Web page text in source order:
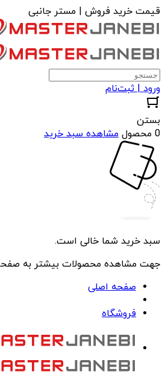
قیمت خرید فروش | مستر جانبی
ورود | ثبت‌نام
بستن
0 محصول
مشاهده سبد خرید
سبد خرید شما خالی است.
جهت مشاهده محصولات بیشتر به
صفحه اصلی
فروشگاه